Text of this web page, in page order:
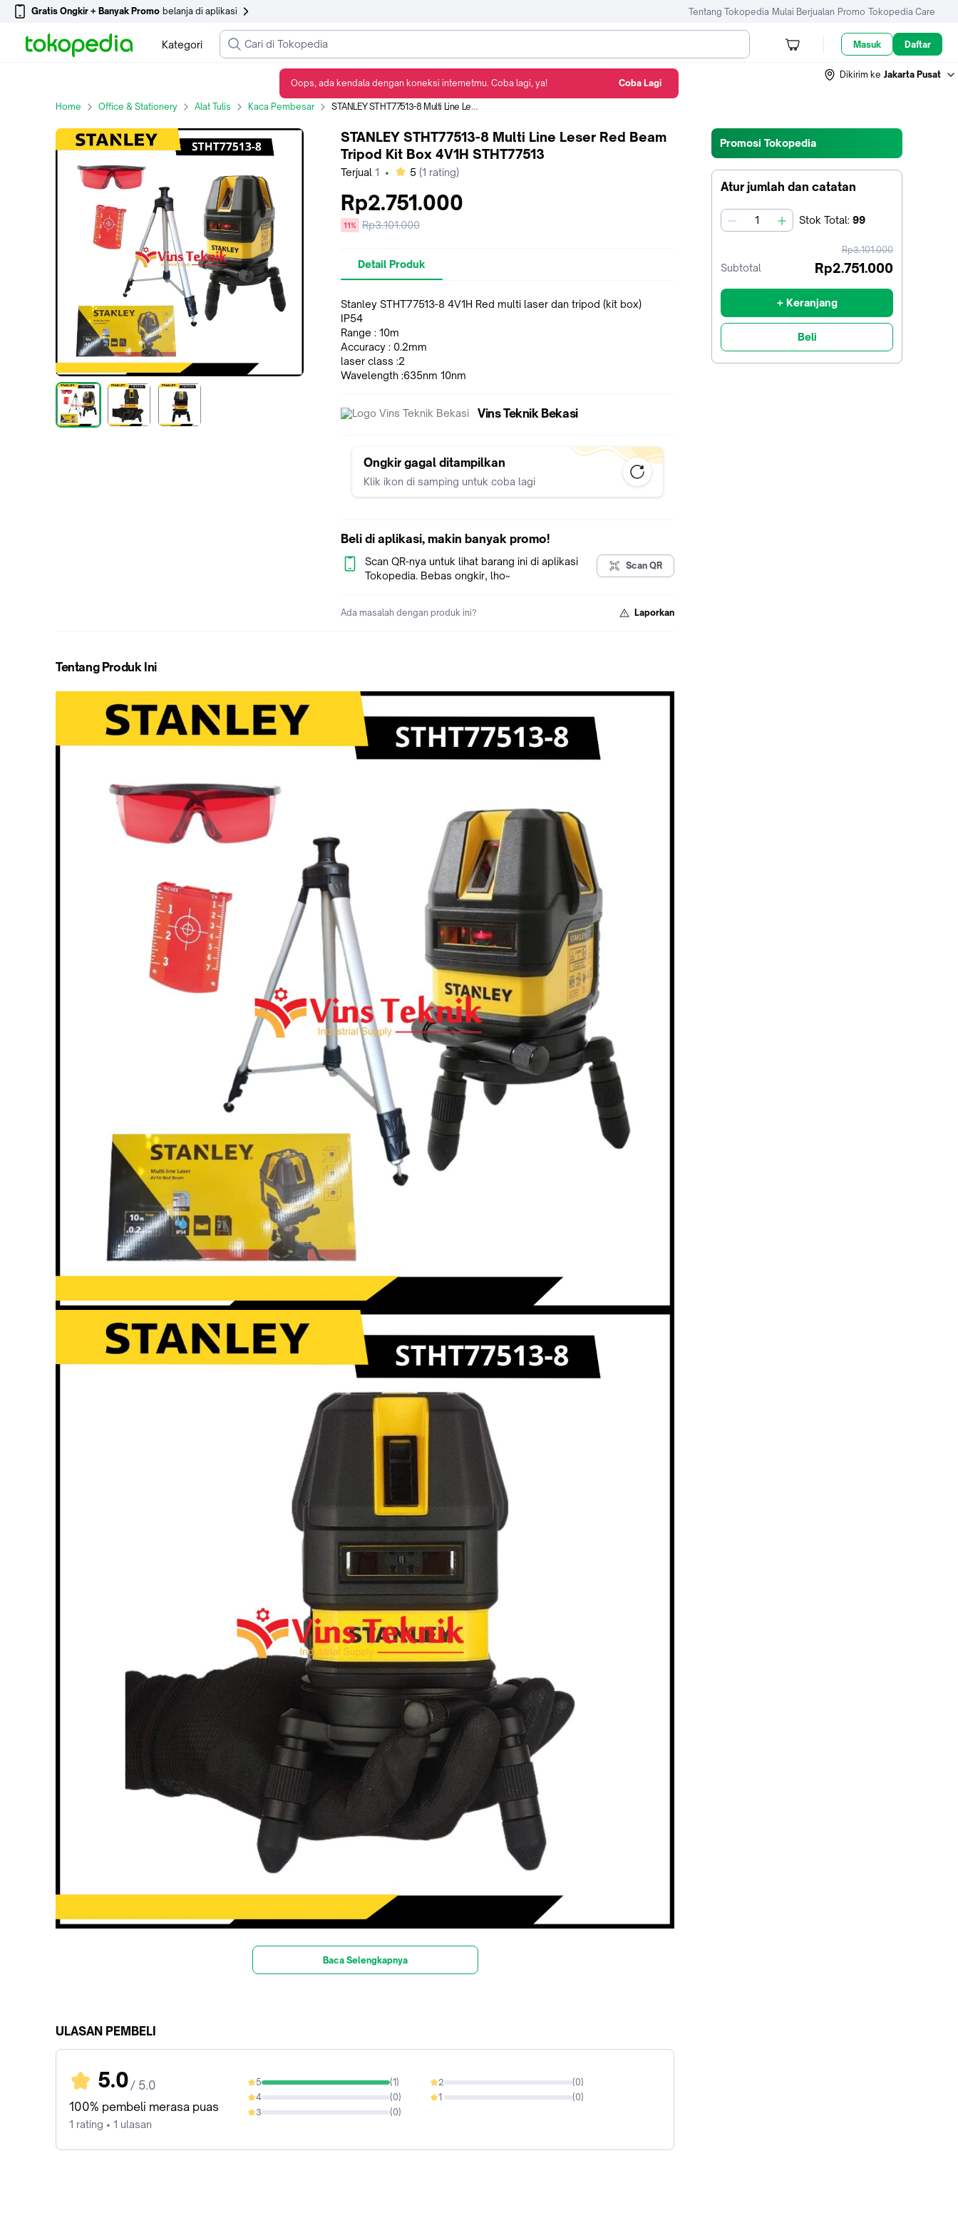
Gratis Ongkir + Banyak Promo belanja di aplikasi Tentang Tokopedia Mulai Berjualan Promo Tokopedia Care
Kategori Masuk Daftar
Dikirim ke Jakarta Pusat
Home Office & Stationery Alat Tulis Kaca Pembesar STANLEY STHT77513-8 Multi Line Leser Red Beam Tripod Kit Box 4V1H STHT77513
Promosi Tokopedia
Atur jumlah dan catatan
jumlah Stok Total: 99
harga
sebelum
Rp3.101.000
Subtotal Rp2.751.000
+ Keranjang
Beli
STANLEY STHT77513-8 Multi Line Leser Red Beam
Tripod Kit Box 4V1H STHT77513
Terjual 1 • bintang
5 (1 rating)
Rp2.751.000
diskon
11%
Harga
Rp3.101.000
Detail Produk
Stanley STHT77513-8 4V1H Red multi laser dan tripod (kit box)
IP54
Range : 10m
Accuracy : 0.2mm
laser class :2
Wavelength :635nm 10nm
Vins Teknik Bekasi
Ongkir gagal ditampilkan
Klik ikon di samping untuk coba lagi
Beli di aplikasi, makin banyak promo!
Scan QR-nya untuk lihat barang ini di aplikasi
Tokopedia. Bebas ongkir, lho~
Scan QR
Ada masalah dengan produk ini? Laporkan
Tentang Produk Ini
Baca Selengkapnya
ULASAN PEMBELI
5.0 / 5.0
100% pembeli merasa puas
1 rating • 1 ulasan
5 (1)
100%
4 (0)
0%
3 (0)
0%
2 (0)
0%
1 (0)
0%
Oops, ada kendala dengan koneksi internetmu. Coba lagi, ya! Coba Lagi